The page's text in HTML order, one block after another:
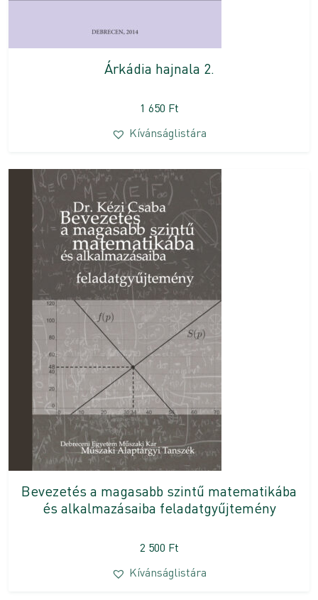
Árkádia hajnala 2.
1 650 Ft
Kívánságlistára
Bevezetés a magasabb szintű matematikába
és alkalmazásaiba feladatgyűjtemény
2 500 Ft
Kívánságlistára